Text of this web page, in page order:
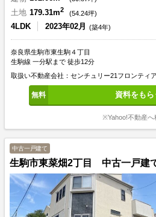
土地 179.31m2 (54.24坪)
4LDK 2023年02月 (築4年)
奈良県生駒市東生駒４丁目
生駒線 一分駅まで 徒歩12分
取扱い不動産会社：センチュリー21フロンテ
資料をもら
※Yahoo!不動産へ
中古一戸建て
生駒市東菜畑2丁目 中古一戸建